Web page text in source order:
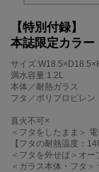
【特別付録】
本誌限定カラー
サイズ
満水容量:1.2L
本体／耐熱ガラス
フタ／ポリプロピレン
直火不可×
＜フタをしたまま＞
【フタの耐熱温度：
＜フタを外せば＞オー
＜ガラス本体・フタ＞